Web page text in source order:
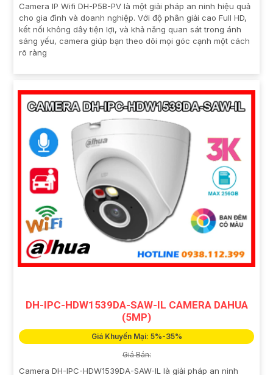
Camera IP Wifi DH-P5B-PV là một giải pháp an ninh hiệu quả
cho gia đình và doanh nghiệp. Với độ phân giải cao Full HD,
kết nối không dây tiện lợi, và khả năng quan sát trong ánh
sáng yếu, camera giúp bạn theo dõi mọi góc cạnh một cách
rõ ràng
DH-IPC-HDW1539DA-SAW-IL CAMERA DAHUA
(5MP)
Giá Khuyến Mại: 5%-35%
Giá Bán:
Camera DH-IPC-HDW1539DA-SAW-IL là giải pháp an ninh